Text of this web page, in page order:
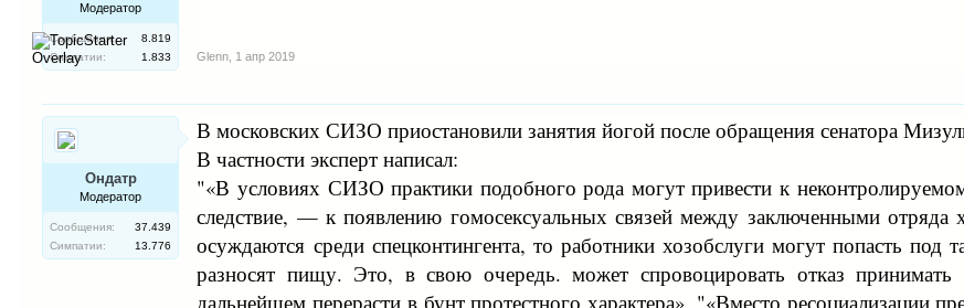
Модератор
Сообщения:
8.819
Симпатии:
1.833 Glenn 1 апр 2019
Ондатр
Модератор
Сообщения:
37.439
Симпатии:
13.776
В московских СИЗО приостановили занятия йогой после обращения сенатора
В частности эксперт написал:
"«В условиях СИЗО практики подобного рода могут привести к
следствие, — к появлению гомосексуальных связей между заключенными отряда
осуждаются среди спецконтингента, то работники хозобслуги могут попасть
разносят пищу. Это, в свою очередь. может спровоцировать отказ
дальнейшем перерасти в бунт протестного характера». "«Вместо ресоциализации